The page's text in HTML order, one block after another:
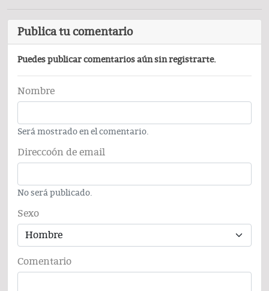
Publica tu comentario
Puedes publicar comentarios aún sin registrarte.
Nombre
Será mostrado en el comentario.
Direccoón de email
No será publicado.
Sexo
Comentario